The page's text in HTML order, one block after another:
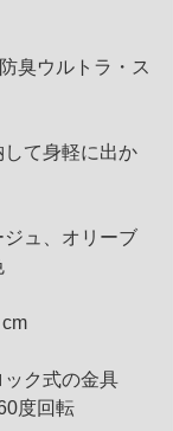
臭ウルトラ・ス
して身軽に出か
ジュ、オリーブ
ック式の金具
度回転